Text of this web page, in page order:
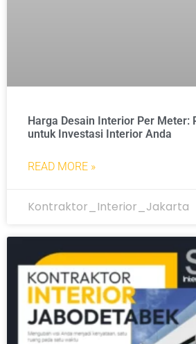
Harga Desain Interior Per Meter:
untuk Investasi Interior Anda
READ MORE »
Kontraktor_Interior_Jakarta